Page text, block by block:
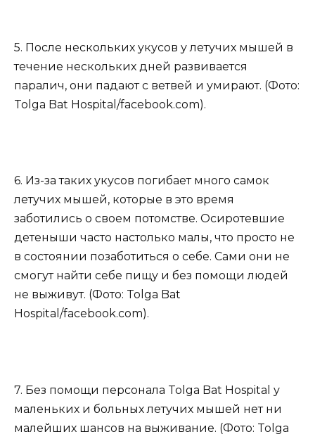
5. После нескольких укусов у летучих мышей в
течение нескольких дней развивается
паралич, они падают с ветвей и умирают. (Фото:
Tolga Bat Hospital/facebook.com).
6. Из-за таких укусов погибает много самок
летучих мышей, которые в это время
заботились о своем потомстве. Осиротевшие
детеныши часто настолько малы, что просто не
в состоянии позаботиться о себе. Сами они не
смогут найти себе пищу и без помощи людей
не выживут. (Фото: Tolga Bat
Hospital/facebook.com).
7. Без помощи персонала Tolga Bat Hospital у
маленьких и больных летучих мышей нет ни
малейших шансов на выживание. (Фото: Tolga